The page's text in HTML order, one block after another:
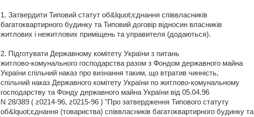
1. Затвердити Типовий статут об&lquot;єднання співвласників
багатоквартирного будинку та Типовий договір відносин власників
житлових і нежитлових приміщень та управителя (додаються).
2. Підготувати Державному комітету України з питань
житлово-комунального господарства разом з Фондом державного майна
України спільний наказ про визнання таким, що втратив чинність,
спільний наказ Державного комітету України по житлово-комунальному
господарству та Фонду державного майна України від 05.04.96
N 28/389 ( z0214-96, z0215-96 ) "Про затвердження Типового статуту
об&lquot;єднання (товариства) співвласників багатоквартирного будинку та